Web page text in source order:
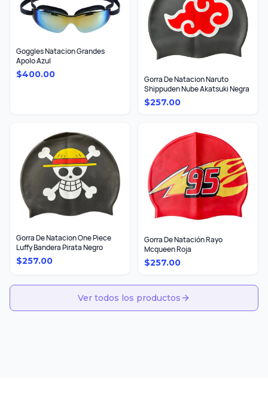
Goggles Natacion Grandes
Apolo Azul
$400.00
Gorra De Natacion Naruto
Shippuden Nube Akatsuki Negra
$257.00
Gorra De Natacion One Piece
Luffy Bandera Pirata Negro
$257.00
Gorra De Natación Rayo
Mcqueen Roja
$257.00
Ver todos los productos